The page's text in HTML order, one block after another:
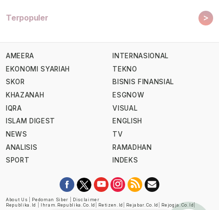
Terpopuler >
AMEERA
EKONOMI SYARIAH
SKOR
KHAZANAH
IQRA
ISLAM DIGEST
NEWS
ANALISIS
SPORT
INTERNASIONAL
TEKNO
BISNIS FINANSIAL
ESGNOW
VISUAL
ENGLISH
TV
RAMADHAN
INDEKS
About Us Pedoman Siber
Disclaimer
Republika.id
Ihram.republika.co.id Retizen.id Rejabar.co.id Rejogja.co.id